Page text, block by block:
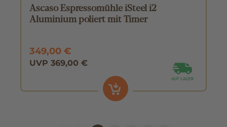
Ascaso Espressomühle iSteel i2
Aluminium poliert mit Timer
349,00 €
UVP 369,00 €